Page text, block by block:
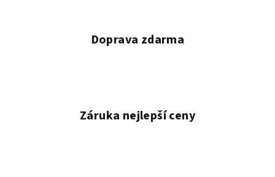
ý
Doprava zdarma
Záruka nejlepší ceny